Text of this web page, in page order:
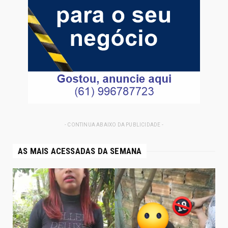
- CONTINUA ABAIXO DA PUBLICIDADE -
AS MAIS ACESSADAS DA SEMANA